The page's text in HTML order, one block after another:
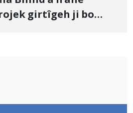
rojek girtîgeh ji bo